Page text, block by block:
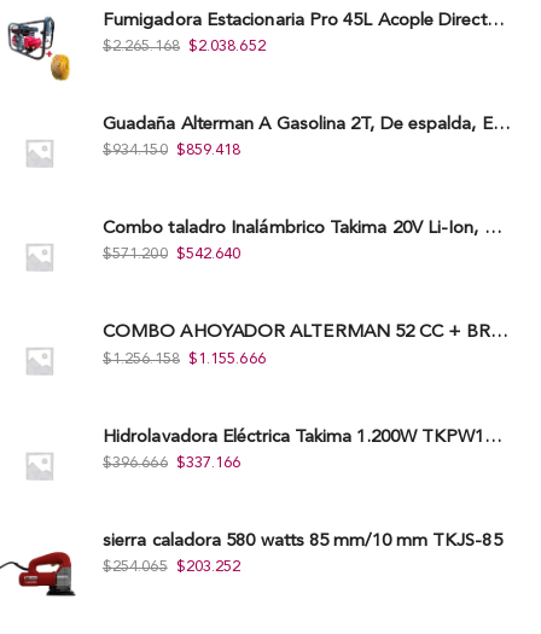
Fumigadora Estacionaria Pro 45L Acople Directo con Accesorios
$2.265.168 $2.038.652
Guadaña Alterman A Gasolina 2T, De espalda, Eje Flexible, 43Cc, Xbc43B-I
$934.150 $859.418
Combo taladro Inalámbrico Takima 20V Li-Ion, Tklcd-20. + Polichadora Takima 7″ 1.200W, Tksp-180-D.
$571.200 $542.640
COMBO AHOYADOR ALTERMAN 52 CC + BROCA DE 20 CM X 80 CM + BROCA DE 15 CM X 80 CM
$1.256.158 $1.155.666
Hidrolavadora Eléctrica Takima 1.200W TKPW1200-13
$396.666 $337.166
sierra caladora 580 watts 85 mm/10 mm TKJS-85
$254.065 $203.252